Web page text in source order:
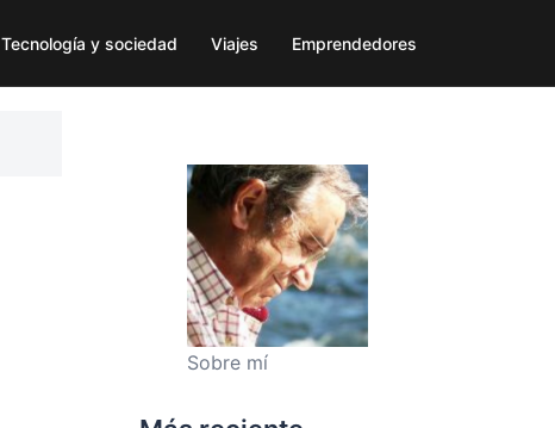
Tecnología y sociedad Viajes Emprendedores
Sobre mí